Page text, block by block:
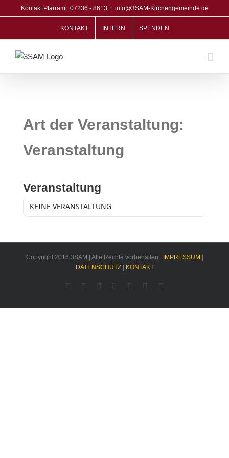
Inhalt
Kontakt Pfarramt: 07236 - 8613 info@3SAM-Kirchengemeinde.de
KONTAKT INTERN SPENDEN
Art der Veranstaltung:
Veranstaltung
Veranstaltung
KEINE VERANSTALTUNG
Copyright 2016 3SAM | Alle Rechte vorbehalten | IMPRESSUM |
DATENSCHUTZ| KONTAKT
Facebook TwitterYouTubeInstagramPinterest